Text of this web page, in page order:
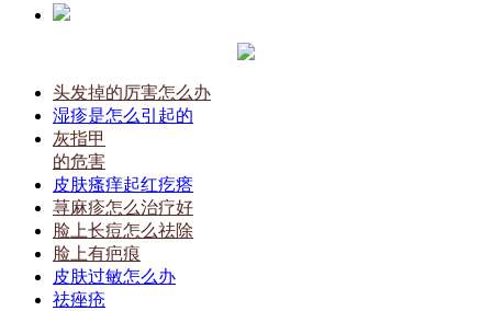
头发掉的厉害怎么办
湿疹是怎么引起的
灰指甲
的危害
皮肤瘙痒起红疙瘩
荨麻疹怎么治疗好
脸上长痘怎么祛除
脸上有疤痕
皮肤过敏怎么办
祛痤疮